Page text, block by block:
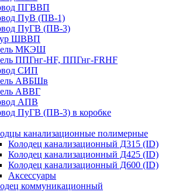
ПГВВП
ПуВ (ПВ-1)
ПуГВ (ПВ-3)
ШВВП
МКЭШ
ППГнг-HF, ППГнг-FRHF
СИП
АВБШв
АВВГ
АПВ
ПуГВ (ПВ-3) в коробке
канализационные полимерные
Колодец канализационный Д315 (ID)
Колодец канализационный Д425 (ID)
Колодец канализационный Д600 (ID)
Аксессуары
коммуникационный